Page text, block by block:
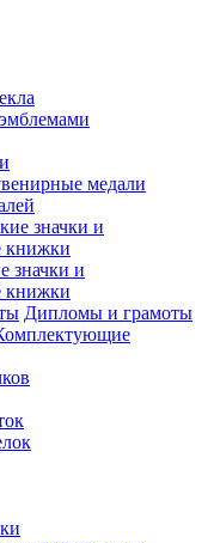
медали
значки и
книжки
Дипломы и грамоты